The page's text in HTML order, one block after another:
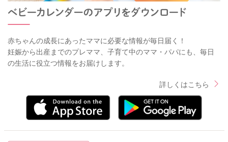
赤ちゃんの成長にあったママに必要な情報が毎日届く！
妊娠から出産までのプレママ、子育て中のママ・パパにも、毎日
の生活に役立つ情報をお届けします。
詳しくはこちら